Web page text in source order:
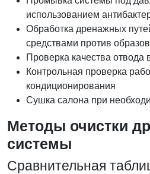
использованием
Обработка дренажных
средствами против
Проверка качества отвода
Контрольная проверка
кондиционирования
Сушка салона при
Методы очистки
системы
Сравнительная